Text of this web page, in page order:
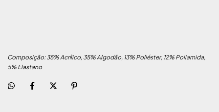
Composição: 35% Acrílico, 35% Algodão, 13% Poliéster, 12% Poliamida,
5% Elastano